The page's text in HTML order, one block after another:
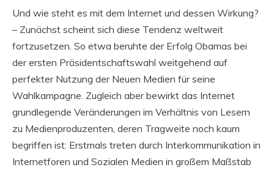
Und wie steht es mit dem Internet und dessen Wirkung?
– Zunächst scheint sich diese Tendenz weltweit
fortzusetzen. So etwa beruhte der Erfolg Obamas bei
der ersten Präsidentschaftswahl weitgehend auf
perfekter Nutzung der Neuen Medien für seine
Wahlkampagne. Zugleich aber bewirkt das Internet
grundlegende Veränderungen im Verhältnis von Lesern
zu Medienproduzenten, deren Tragweite noch kaum
begriffen ist: Erstmals treten durch Interkommunikation in
Internetforen und Sozialen Medien in großem Maßstab